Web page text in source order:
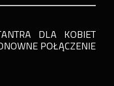
DLA KOBIET
POŁĄCZENIE